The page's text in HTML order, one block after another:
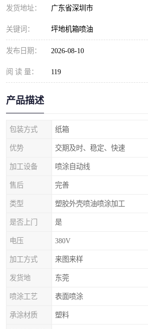
发货地址： 广东省深圳市
关键词： 坪地机箱喷油
发布日期： 2026-08-10
阅 读 量： 119
产品描述
包装方式 纸箱
优势 交期及时、稳定、快速
加工设备 喷涂自动线
售后 完善
类型 塑胶外壳喷油喷涂加工
是否上门 是
电压 380V
加工方式 来图来样
发货地 东莞
喷涂工艺 表面喷涂
承涂材质 塑料